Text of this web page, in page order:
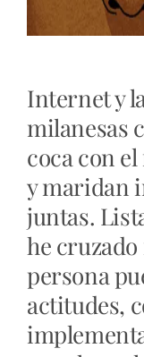
Internet y
milanesas
coca con
y maridan
juntas.
he
persona
actitudes,